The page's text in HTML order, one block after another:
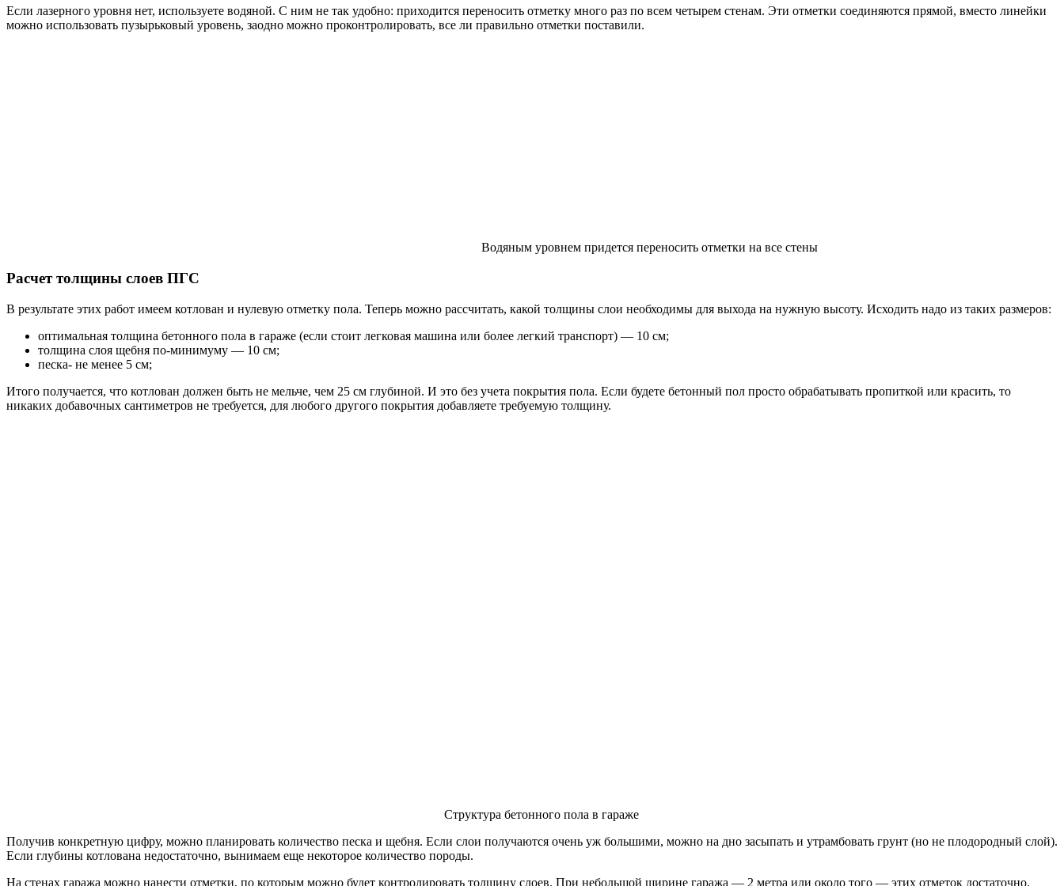
Если лазерного уровня нет, используете водяной. С ним не так удобно: приходится переносить отметку много раз по всем четырем стенам. Эти отметки соединяются прямой, вместо линейки
можно использовать пузырьковый уровень, заодно можно проконтролировать, все ли правильно отметки поставили.
Водяным уровнем придется переносить отметки на все стены
Расчет толщины слоев ПГС
В результате этих работ имеем котлован и нулевую отметку пола. Теперь можно рассчитать, какой толщины слои необходимы для выхода на нужную высоту. Исходить надо из таких размеров:
оптимальная толщина бетонного пола в гараже (если стоит легковая машина или более легкий транспорт) — 10 см;
толщина слоя щебня по-минимуму — 10 см;
песка- не менее 5 см;
Итого получается, что котлован должен быть не мельче, чем 25 см глубиной. И это без учета покрытия пола. Если будете бетонный пол просто обрабатывать пропиткой или красить, то
никаких добавочных сантиметров не требуется, для любого другого покрытия добавляете требуемую толщину.
Структура бетонного пола в гараже
Получив конкретную цифру, можно планировать количество песка и щебня. Если слои получаются очень уж большими, можно на дно засыпать и утрамбовать грунт (но не плодородный слой).
Если глубины котлована недостаточно, вынимаем еще некоторое количество породы.
На стенах гаража можно нанести отметки, по которым можно будет контролировать толщину слоев. При небольшой ширине гаража — 2 метра или около того — этих отметок достаточно.